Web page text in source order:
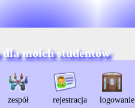
moich studentów
zespół rejestracja logowanie